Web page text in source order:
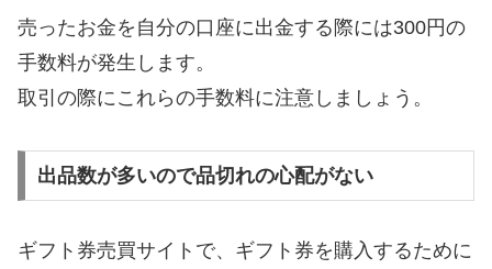
売ったお金を自分の口座に出金する際には300円の
手数料が発生します。
取引の際にこれらの手数料に注意しましょう。
出品数が多いので品切れの心配がない
ギフト券売買サイトで、ギフト券を購入するために